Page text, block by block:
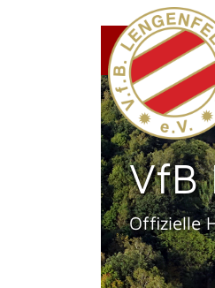
VfB
Offizielle